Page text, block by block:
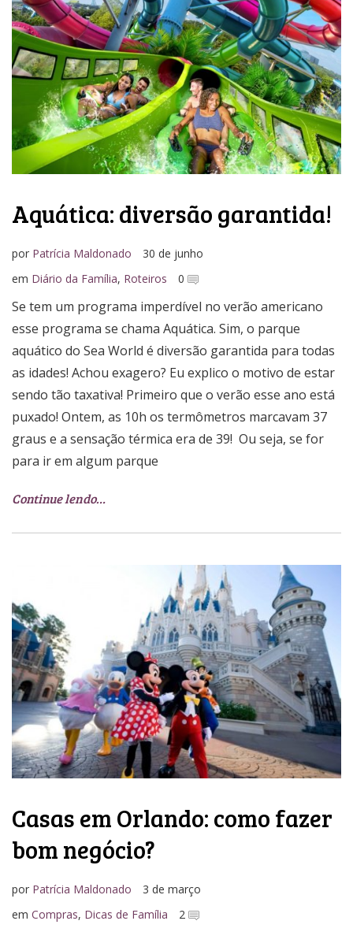
Media Kit
Aquática: diversão garantida!
por Patrícia Maldonado
30 de junho
em Diário da Família, Roteiros 0
Se tem um programa imperdível no verão americano
esse programa se chama Aquática. Sim, o parque
aquático do Sea World é diversão garantida para todas
as idades! Achou exagero? Eu explico o motivo de estar
sendo tão taxativa! Primeiro que o verão esse ano está
puxado! Ontem, as 10h os termômetros marcavam 37
graus e a sensação térmica era de 39! Ou seja, se for
para ir em algum parque
Continue lendo…
Casas em Orlando: como fazer
bom negócio?
por Patrícia Maldonado
3 de março
em Compras, Dicas de Família 2